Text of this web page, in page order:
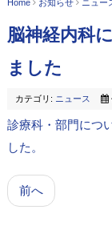
Home お知らせ ニュー
脳神経内科
ました
カテゴリ: ニュース
診療科・部門につ
した。
前へ